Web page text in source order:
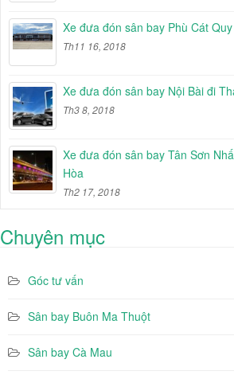
Xe đưa đón sân bay Phù Cát
Th11 16, 2018
Xe đưa đón sân bay Nội Bài đi
Th3 8, 2018
Xe đưa đón sân bay Tân Sơn
Hòa
Th2 17, 2018
Chuyên mục
Góc tư vấn
Sân bay Buôn Ma Thuột
Sân bay Cà Mau